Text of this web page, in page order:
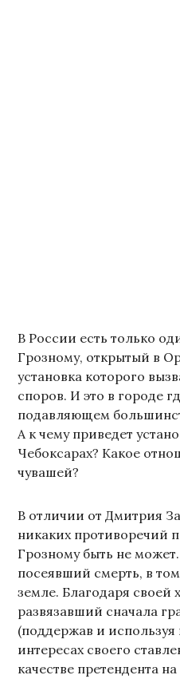
В России есть только
Грозному, открытый в
установка которого
споров. И это в городе
подавляющем
А к чему приведет
Чебоксарах? Какое
чувашей?
В отличии от Дмитрия
никаких противоречий
Грозному быть не
посеявший смерть, в
земле. Благодаря своей
развязавший сначала
(поддержав и используя
интересах своего
качестве претендента